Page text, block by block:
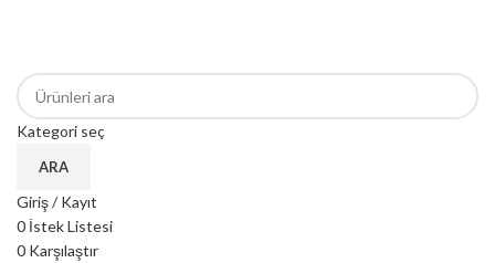
Kategori seç
ARA
Giriş / Kayıt
0 İstek Listesi
0 Karşılaştır